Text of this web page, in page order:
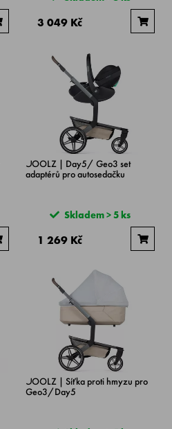
3 049 Kč
JOOLZ | Day5/ Geo3 set
adaptérů pro autosedačku
Skladem > 5 ks
1 269 Kč
JOOLZ | Síťka proti hmyzu pro
Geo3/Day5